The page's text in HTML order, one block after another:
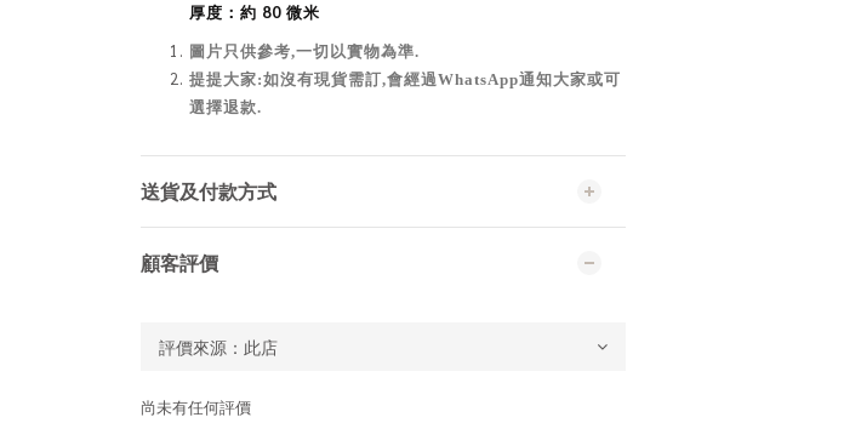
厚度：約 80 微米
圖片只供參考,一切以實物為準.
提提大家:如沒有現貨需訂,會經過WhatsApp通知大家或可
選擇退款.
送貨及付款方式
顧客評價
尚未有任何評價